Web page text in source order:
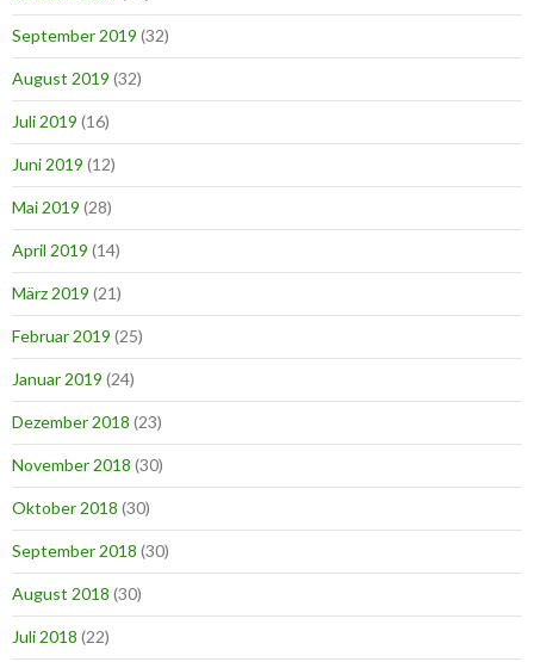
September 2019 (32)
August 2019 (32)
Juli 2019 (16)
Juni 2019 (12)
Mai 2019 (28)
April 2019 (14)
März 2019 (21)
Februar 2019 (25)
Januar 2019 (24)
Dezember 2018 (23)
November 2018 (30)
Oktober 2018 (30)
September 2018 (30)
August 2018 (30)
Juli 2018 (22)